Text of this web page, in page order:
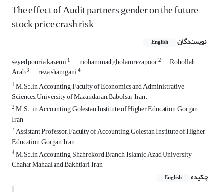
The effect of Audit partners gender on the future
stock price crash risk
نویسندگان English
seyed pouria kazemi1 mohammad gholamrezapoor2 Rohollah
Arab3 reza shamgani4
1M.Sc.in Accounting, Faculty of Economics and Administrative
Sciences, University of Mazandaran, Babolsar, Iran.
2M.Sc.in Accounting, Golestan Institute of Higher Education, Gorgan,
Iran
3Assistant Professor, Faculty of Accounting, Golestan Institute of Higher
Education, Gorgan, Iran
4M.Sc.in Accounting, Shahrekord Branch, Islamic Azad University
Chahar Mahaal and Bakhtiari, Iran
چکیده
English